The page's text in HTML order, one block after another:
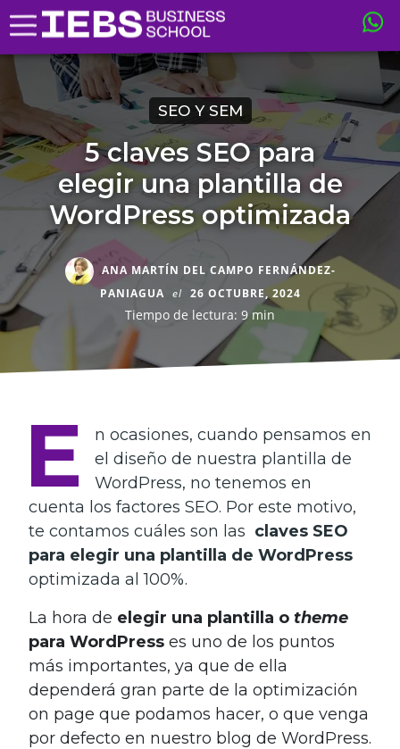
SEO Y SEM
5 claves SEO para
elegir una plantilla de
WordPress optimizada
ANA MARTÍN DEL CAMPO FERNÁNDEZ-
PANIAGUA el 26 OCTUBRE, 2024
Tiempo de lectura: 9 min
E
n ocasiones, cuando pensamos en
el diseño de nuestra plantilla de
WordPress, no tenemos en
cuenta los factores SEO. Por este motivo,
te contamos cuáles son las claves SEO
para elegir una plantilla de WordPress
optimizada al 100%.
La hora de elegir una plantilla o theme
para WordPress es uno de los puntos
más importantes, ya que de ella
dependerá gran parte de la optimización
on page que podamos hacer, o que venga
por defecto en nuestro blog de WordPress.